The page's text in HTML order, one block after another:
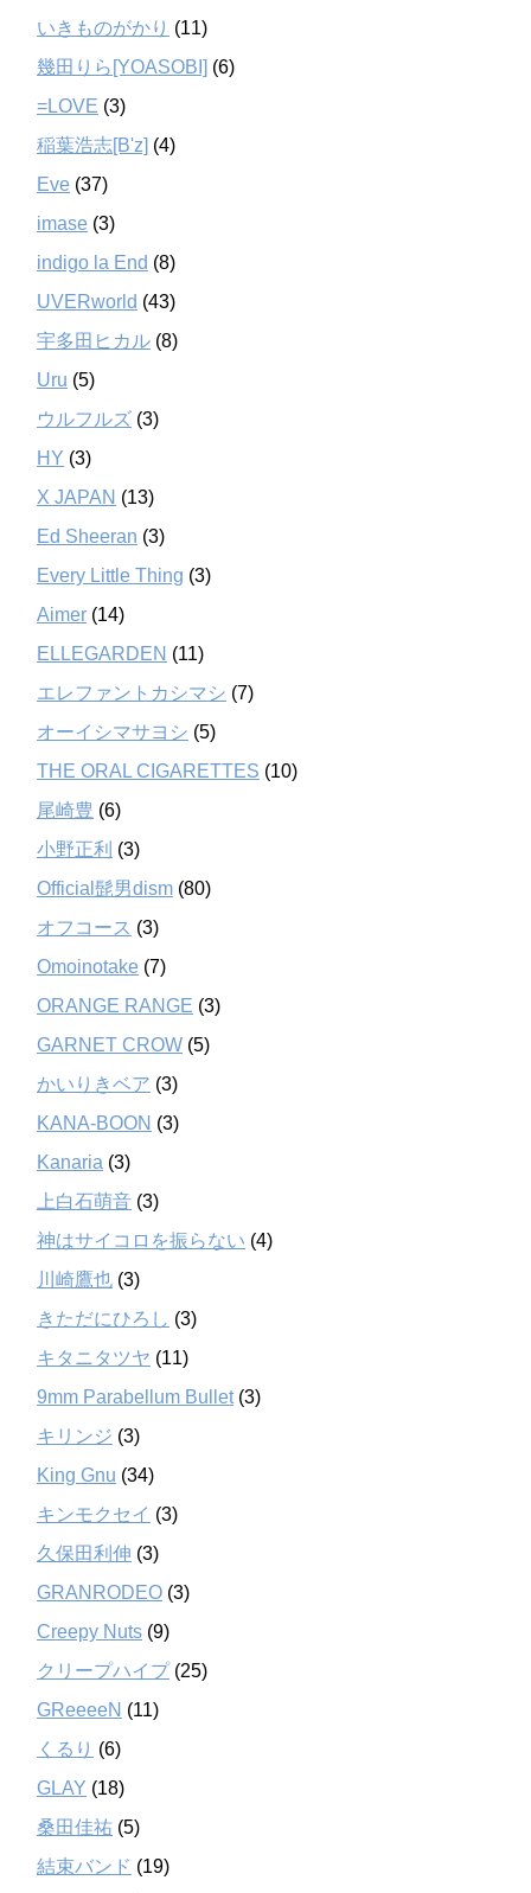
いきものがかり (11)
幾田りら[YOASOBI] (6)
=LOVE (3)
稲葉浩志[B'z] (4)
Eve (37)
imase (3)
indigo la End (8)
UVERworld (43)
宇多田ヒカル (8)
Uru (5)
ウルフルズ (3)
HY (3)
X JAPAN (13)
Ed Sheeran (3)
Every Little Thing (3)
Aimer (14)
ELLEGARDEN (11)
エレファントカシマシ (7)
オーイシマサヨシ (5)
THE ORAL CIGARETTES (10)
尾崎豊 (6)
小野正利 (3)
Official髭男dism (80)
オフコース (3)
Omoinotake (7)
ORANGE RANGE (3)
GARNET CROW (5)
かいりきベア (3)
KANA-BOON (3)
Kanaria (3)
上白石萌音 (3)
神はサイコロを振らない (4)
川崎鷹也 (3)
きただにひろし (3)
キタニタツヤ (11)
9mm Parabellum Bullet(3)
キリンジ (3)
King Gnu (34)
キンモクセイ (3)
久保田利伸 (3)
GRANRODEO (3)
Creepy Nuts (9)
クリープハイプ(25)
GReeeeN (11)
くるり (6)
GLAY (18)
桑田佳祐 (5)
結束バンド (19)